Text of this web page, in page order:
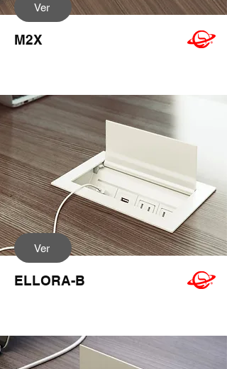
Ver
M2X
Ver
ELLORA-B